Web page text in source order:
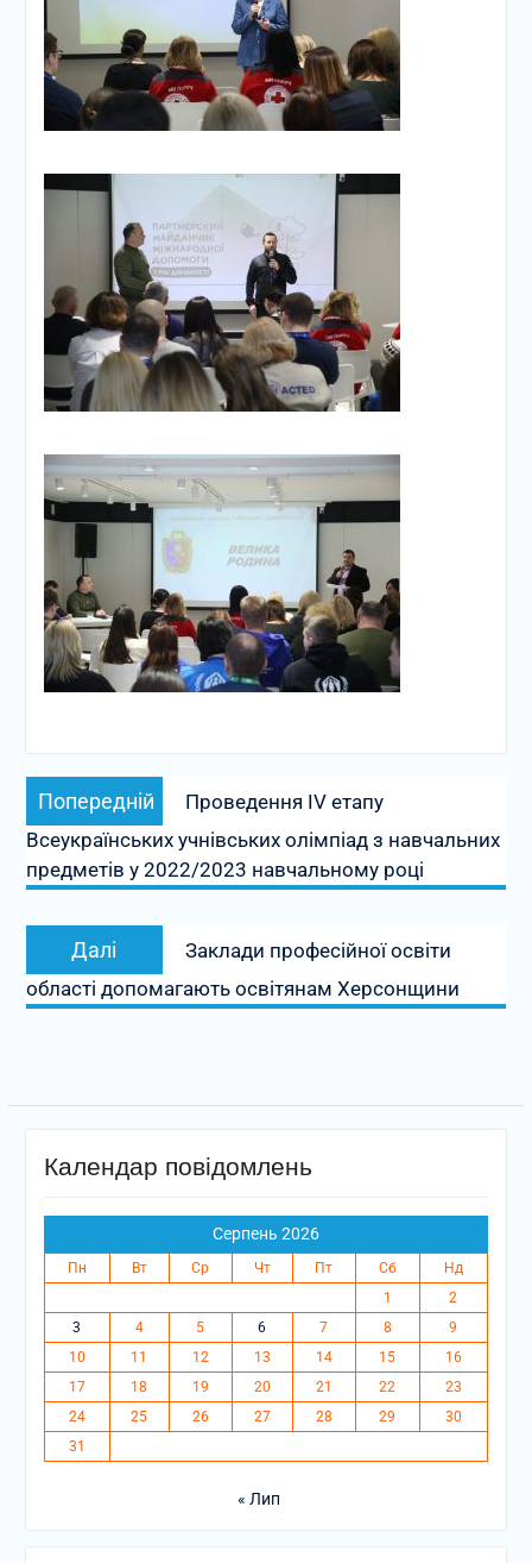
Навігація
записів
Попередній
запис:
Проведення IV етапу
Всеукраїнських учнівських олімпіад з навчальних
предметів у 2022/2023 навчальному році
Далі
запис:
Заклади професійної освіти
області допомагають освітянам Херсонщини
Календар повідомлень
Серпень 2026
Пн Вт Ср Чт Пт Сб
Нд
1
2
3
4 5 6 7 8
9
10
11 12 13 14 15
16
17
18 19 20 21 22
23
24
25 26 27 28 29
30
31
« Лип